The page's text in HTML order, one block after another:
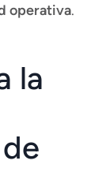
operativa.
la